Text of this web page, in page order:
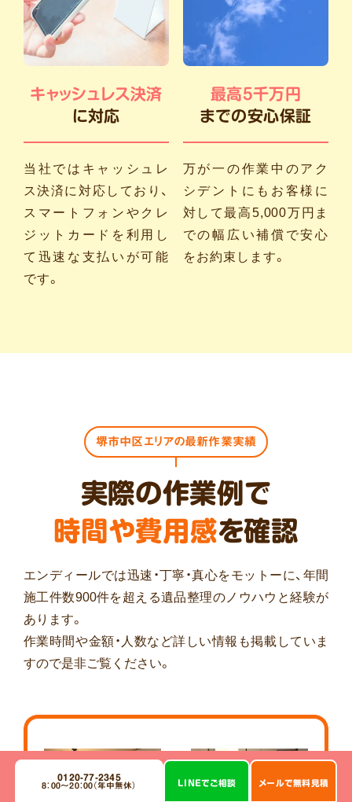
キャッシュレス決済
に対応
当社ではキャッシュレ
ス決済に対応しており、
スマートフォンやクレ
ジットカードを利用し
て迅速な支払いが可能
です。
最高5千万円
までの安心保証
万が一の作業中のアク
シデントにもお客様に
対して最高5,000万円ま
での幅広い補償で安心
をお約束します。
堺市中区エリアの最新作業実績
実際の作業例で
時間や費用感を確認
エンディールでは迅速・丁寧・真心をモットーに、年間
施工件数900件を超える遺品整理のノウハウと経験が
あります。
作業時間や金額・人数など詳しい情報も掲載していま
すので是非ご覧ください。
作業前 作業後
0120-77-2345
8：00～20：00（年中無休）
LINEで ご相談 メールで無料見積